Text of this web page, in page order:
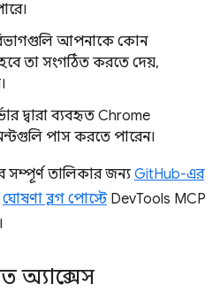
আপনাকে কোন
তা সংগঠিত করতে দেয়,
দ্বারা ব্যবহৃত Chrome
পাস করতে পারেন।
সম্পূর্ণ তালিকার জন্য GitHub-এর
ঘোষণা ব্লগ পোস্টেDevTools MCP
অ্যাক্সেস